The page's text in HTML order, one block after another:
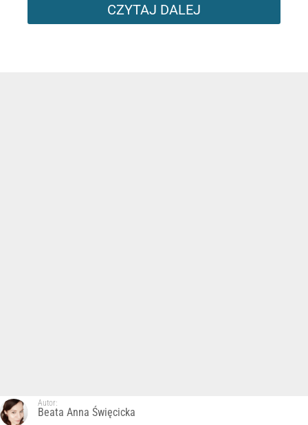
CZYTAJ DALEJ
Autor:
Beata Anna Święcicka